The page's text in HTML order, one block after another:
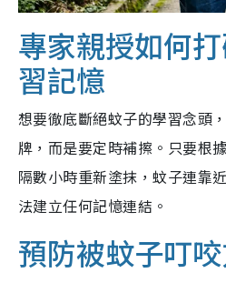
專家親授如何
習記憶
想要徹底斷絕蚊子的學習念頭
牌，而是要定時補擦。只要根
隔數小時重新塗抹，蚊子連靠
法建立任何記憶連結。
預防被蚊子叮